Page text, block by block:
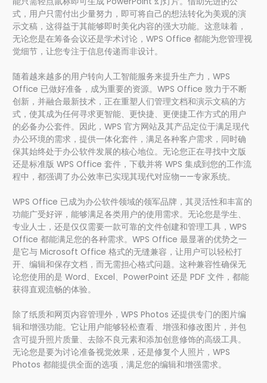
式，用户只需付出少量努力，即可将自己的想法转化为美观的演
示文稿，这得益于其能够即时美化内容的强大功能。这意味着，
无论您是在筹备会议还是学术讨论，WPS Office 都能为您管理视
觉细节，让您专注于信息传递而非设计。
随着越来越多的用户转向人工智能服务来提升生产力，WPS
Office 已做好准备，成为重要的资源。WPS Office 致力于不断
创新，并融合最新技术，正在重塑人们管理文档和演示文稿的方
式，使其成为任何寻求更智能、更快捷、更便捷工作方式的用户
的必备办公套件。因此，WPS 官方网站及其产品定位于满足现代
办公环境的需求，提供一体化套件，满足各种客户需求，同时确
保其始终处于办公软件发展的核心地位。无论您正在寻找中文版
还是标准版 WPS Office 套件，下载并将 WPS 集成到您的工作流
程中，都强调了办公效率已实现其现代对应物——专家系统。
WPS Office 已成为办公软件领域的领军品牌，其灵活性和丰富的
功能广受好评，能够满足各类用户的使用需求。无论您是学生、
专业人士，还是仅仅需要一款可靠的文件创建和管理工具，WPS
Office 都能满足您的各种需求。WPS Office 最显著的优势之一
是它与 Microsoft Office 格式的无缝兼容，让用户可以轻松打
开、编辑和保存文档，而无需担心格式问题。这种兼容性确保无
论您使用的是 Word、Excel、PowerPoint 还是 PDF 文件，都能
获得直观流畅的体验。
除了纸质和网页内容管理外，WPS Photos 还提供专门的图片编
辑和增强功能。它让用户能够轻松查看、增强和修改图片，并包
含可提升照片质量、去除不良元素和添加创意修饰的高级工具。
无论您是要为讨论准备视觉效果，还是修复个人照片，WPS
Photos 都能提供全面的选项，满足您的编辑和增强需求。